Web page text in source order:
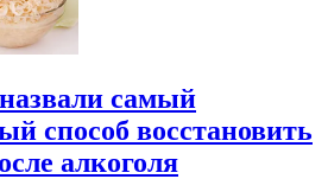
самый
способ восстановить
алкоголя